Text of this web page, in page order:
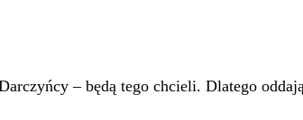
– będą tego chcieli. Dlatego